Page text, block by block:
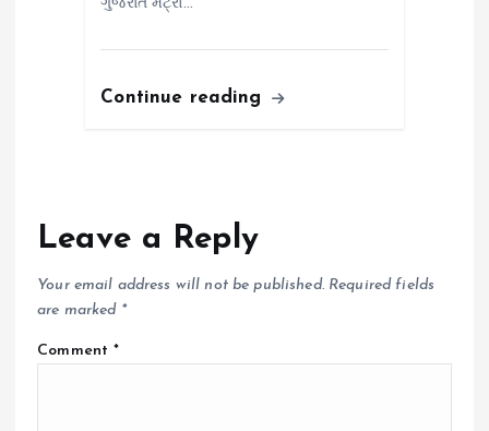
ગુજરાત મેટ્રો…
Continue reading
Leave a Reply
Your email address will not be published. Required fields
are marked *
Comment*